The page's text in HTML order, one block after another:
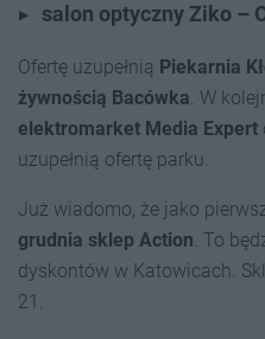
salon optyczny Ziko –
Ofertę uzupełnią Piekarnia
żywnością Bacówka. W
elektromarket Media Expert
uzupełnią ofertę parku.
Już wiadomo, że jako
grudnia sklep Action. To
dyskontów w Katowicach.
21.